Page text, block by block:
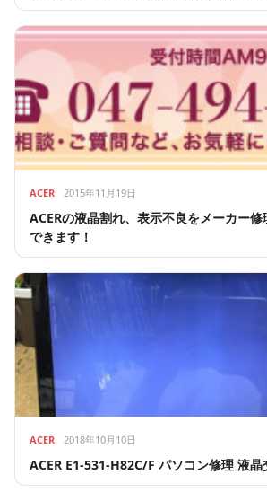
ACER 2015年11月19日
ACERの液晶割れ、表示不良をメーカー修
できます！
ACER 2018年10月10日
ACER E1-531-H82C/F パソコン修理 液晶